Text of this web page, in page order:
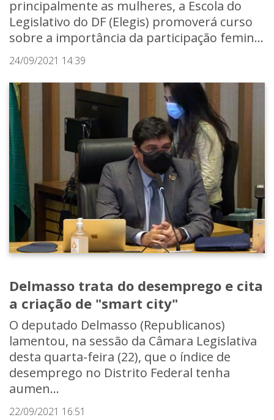
principalmente as mulheres, a Escola do
Legislativo do DF (Elegis) promoverá curso
sobre a importância da participação femin...
24/09/2021 14:39
Delmasso trata do desemprego e cita
a criação de "smart city"
O deputado Delmasso (Republicanos)
lamentou, na sessão da Câmara Legislativa
desta quarta-feira (22), que o índice de
desemprego no Distrito Federal tenha
aumen...
22/09/2021 16:51